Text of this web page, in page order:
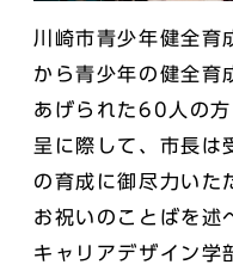
川崎市青少年健全育
から青少年の健全育
あげられた60人の
呈に際して、市長は
の育成に御尽力いた
お祝いのことばを述
キャリアデザイン